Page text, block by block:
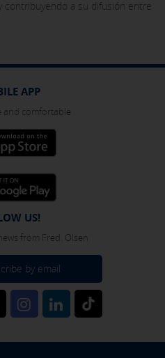
contribuyendo a su difusión entre
APP
and comfortable
US!
from Fred. Olsen
by email
check ourcookie policy